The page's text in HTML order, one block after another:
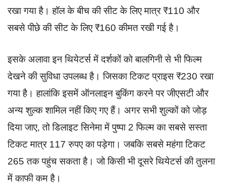
रखा गया है। हॉल के बीच की सीट के लिए मात्र ₹110 और
सबसे पीछे की सीट के लिए ₹160 कीमत रखी गई है।
इसके अलावा इन थियेटर्स में दर्शकों को बालगिनी से भी फिल्म
देखने की सुविधा उपलब्ध है। जिसका टिकट प्राइस ₹230 रखा
गया है। हालांकि इसमें ऑनलाइन बुकिंग करने पर जीएसटी और
अन्य शुल्क शामिल नहीं किए गए हैं। अगर सभी शुल्कों को जोड़
दिया जाए, तो डिलाइट सिनेमा में पुष्पा 2 फिल्म का सबसे सस्ता
टिकट मात्र 117 रुपए का पड़ेगा। जबकि सबसे महंगा टिकट
265 तक पहुंच सकता है। जो किसी भी दूसरे थियेटर्स की तुलना
में काफी कम है।